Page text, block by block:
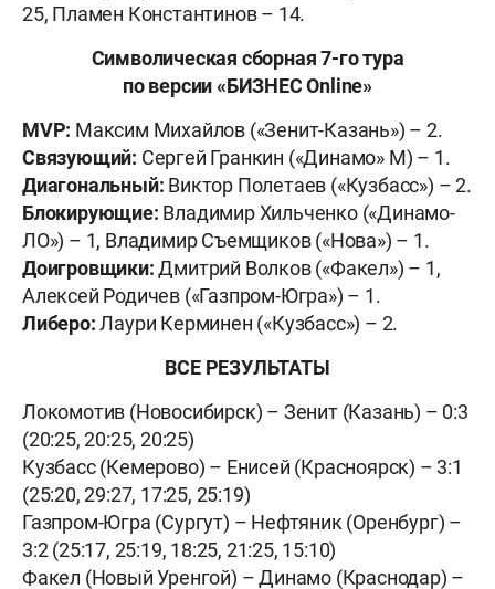
25, Пламен Константинов – 14.
Символическая сборная 7-го тура
по версии «БИЗНЕС Online»
MVP: Максим Михайлов («Зенит-Казань») – 2.
Связующий: Сергей Гранкин («Динамо» М) – 1.
Диагональный: Виктор Полетаев («Кузбасс») – 2.
Блокирующие: Владимир Хильченко («Динамо-
ЛО») – 1, Владимир Съемщиков («Нова») – 1.
Доигровщики:Дмитрий Волков («Факел») – 1,
Алексей Родичев («Газпром-Югра») – 1.
Либеро:Лаури Керминен («Кузбасс») – 2.
ВСЕ РЕЗУЛЬТАТЫ
Локомотив (Новосибирск) – Зенит (Казань) – 0:3
(20:25, 20:25, 20:25)
Кузбасс (Кемерово) – Енисей (Красноярск) – 3:1
(25:20, 29:27, 17:25, 25:19)
Газпром-Югра (Сургут) – Нефтяник (Оренбург) –
3:2 (25:17, 25:19, 18:25, 21:25, 15:10)
Факел (Новый Уренгой) – Динамо (Краснодар) –